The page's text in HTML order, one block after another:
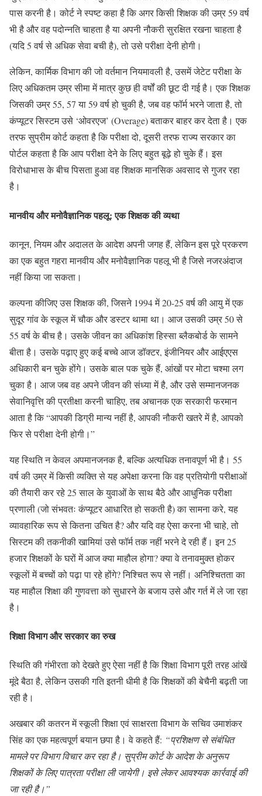
पास करनी है। कोर्ट ने स्पष्ट कहा है कि अगर किसी शिक्षक की उम्र 59 वर्ष
भी है और वह पदोन्नति चाहता है या अपनी नौकरी सुरक्षित रखना चाहता है
(यदि 5 वर्ष से अधिक सेवा बची है), तो उसे परीक्षा देनी होगी।
लेकिन, कार्मिक विभाग की जो वर्तमान नियमावली है, उसमें जेटेट परीक्षा के
लिए अधिकतम उम्र सीमा में मात्र कुछ ही वर्षों की छूट दी गई है। एक शिक्षक
जिसकी उम्र 55, 57 या 59 वर्ष हो चुकी है, जब वह फॉर्म भरने जाता है, तो
कंप्यूटर सिस्टम उसे ‘ओवरएज’ (Overage) बताकर बाहर कर देता है। एक
तरफ सुप्रीम कोर्ट कहता है कि परीक्षा दो, दूसरी तरफ राज्य सरकार का
पोर्टल कहता है कि आप परीक्षा देने के लिए बहुत बूढ़े हो चुके हैं। इस
विरोधाभास के बीच पिसता हुआ वह शिक्षक मानसिक अवसाद से गुजर रहा
है।
मानवीय और मनोवैज्ञानिक पहलू: एक शिक्षक की व्यथा
कानून, नियम और अदालत के आदेश अपनी जगह हैं, लेकिन इस पूरे प्रकरण
का एक बहुत गहरा मानवीय और मनोवैज्ञानिक पहलू भी है जिसे नजरअंदाज
नहीं किया जा सकता।
कल्पना कीजिए उस शिक्षक की, जिसने 1994 में 20-25 वर्ष की आयु में एक
सुदूर गांव के स्कूल में चौक और डस्टर थामा था। आज उसकी उम्र 50 से
55 वर्ष के बीच है। उसके जीवन का अधिकांश हिस्सा ब्लैकबोर्ड के सामने
बीता है। उसके पढ़ाए हुए कई बच्चे आज डॉक्टर, इंजीनियर और आईएएस
अधिकारी बन चुके होंगे। उसके बाल पक चुके हैं, आंखों पर मोटा चश्मा लग
चुका है। आज जब वह अपने जीवन की संध्या में है, और उसे सम्मानजनक
सेवानिवृत्ति की प्रतीक्षा करनी चाहिए, तब अचानक एक सरकारी फरमान
आता है कि “आपकी डिग्री मान्य नहीं है, आपकी नौकरी खतरे में है, आपको
फिर से परीक्षा देनी होगी।”
यह स्थिति न केवल अपमानजनक है, बल्कि अत्यधिक तनावपूर्ण भी है। 55
वर्ष की उम्र में किसी व्यक्ति से यह अपेक्षा करना कि वह प्रतियोगी परीक्षाओं
की तैयारी कर रहे 25 साल के युवाओं के साथ बैठे और आधुनिक परीक्षा
प्रणाली (जो संभवतः कंप्यूटर आधारित हो सकती है) का सामना करे, यह
व्यावहारिक रूप से कितना उचित है? और यदि वह ऐसा करना भी चाहे, तो
सिस्टम की तकनीकी खामियां उसे फॉर्म तक नहीं भरने दे रही हैं। इन 25
हजार शिक्षकों के घरों में आज क्या माहौल होगा? क्या वे तनावमु्क्त होकर
स्कूलों में बच्चों को पढ़ा पा रहे होंगे? निश्चित रूप से नहीं। अनिश्चितता का
यह माहौल शिक्षा की गुणवत्ता को सुधारने के बजाय उसे और गर्त में ले जा रहा
है।
शिक्षा विभाग और सरकार का रुख
स्थिति की गंभीरता को देखते हुए ऐसा नहीं है कि शिक्षा विभाग पूरी तरह आंखें
मूंदे बैठा है, लेकिन उसकी गति इतनी धीमी है कि शिक्षकों की बेचैनी बढ़ती जा
रही है।
अखबार की कतरन में स्कूली शिक्षा एवं साक्षरता विभाग के सचिव उमाशंकर
सिंह का एक महत्वपूर्ण बयान छपा है। वे कहते हैं: “प्रशिक्षण से संबंधित
मामले पर विभाग विचार कर रहा है। सुप्रीम कोर्ट के आदेश के अनुरूप
शिक्षकों के लिए पात्रता परीक्षा ली जायेगी। इसे लेकर आवश्यक कार्रवाई की
जा रही है।”